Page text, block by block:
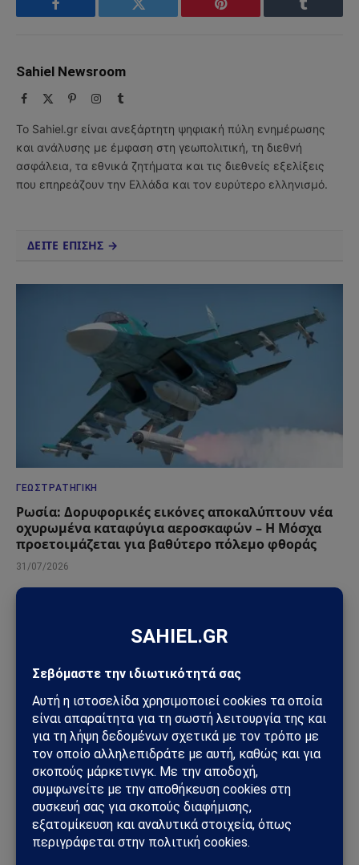
Facebook Twitter Pinterest Tumblr
Sahiel Newsroom
Facebook PinterestInstagram
Tumblr
Το Sahiel.gr είναι ανεξάρτητη ψηφιακή πύλη ενημέρωσης
και ανάλυσης με έμφαση στη γεωπολιτική, τη διεθνή
ασφάλεια, τα εθνικά ζητήματα και τις διεθνείς εξελίξεις
που επηρεάζουν την Ελλάδα και τον ευρύτερο ελληνισμό.
ΔΕΙΤΕ ΕΠΙΣΗΣ →
ΓΕΩΣΤΡΑΤΗΓΙΚΉ
Ρωσία: Δορυφορικές εικόνες αποκαλύπτουν νέα
οχυρωμένα καταφύγια αεροσκαφών – Η Μόσχα
προετοιμάζεται για βαθύτερο πόλεμο φθοράς
31/07/2026
ΓΕΩΣΤΡΑΤΗΓΙΚΉ
ΗΠΑ: «Όχι» στην επιστροφή της Τουρκίας στα F-
35 – Η επιστολή προς το Κογκρέσο που διατηρεί
το αδιέξοδο με τους S-400